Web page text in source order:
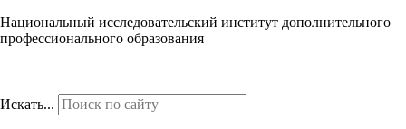
Национальный исследовательский институт дополнительного
профессионального образования
Искать...